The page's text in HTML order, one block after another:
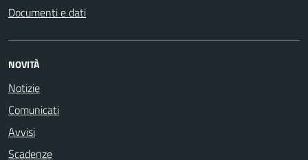
Documenti e dati
NOVITÀ
Notizie
Comunicati
Avvisi
Scadenze